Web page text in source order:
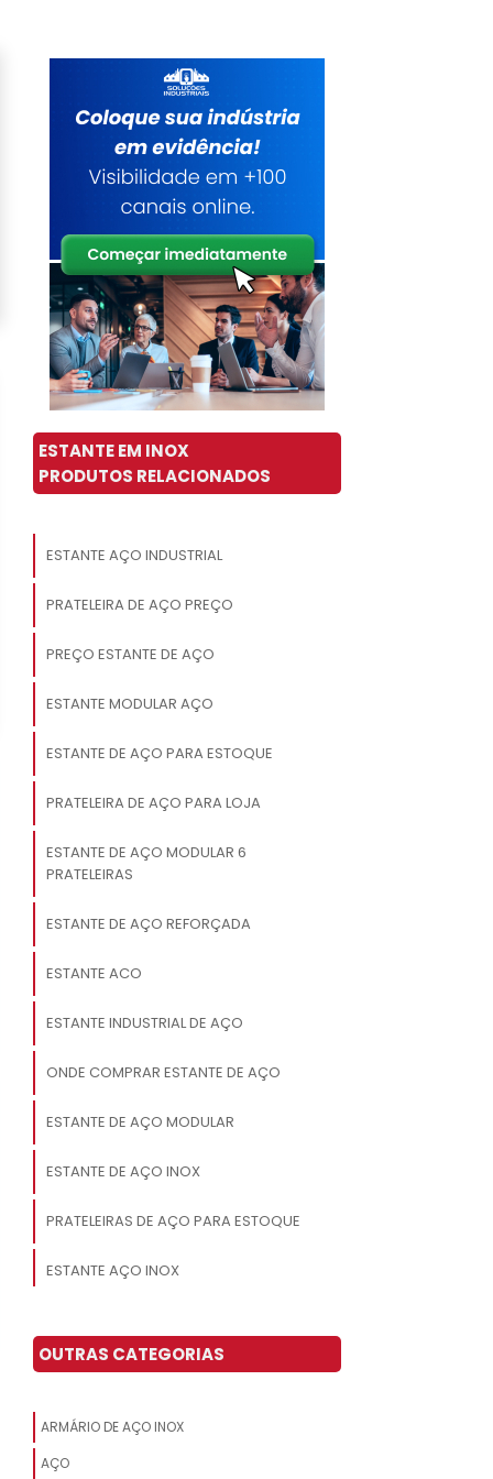
ESTANTE EM INOX
PRODUTOS RELACIONADOS
ESTANTE AÇO INDUSTRIAL
PRATELEIRA DE AÇO PREÇO
PREÇO ESTANTE DE AÇO
ESTANTE MODULAR AÇO
ESTANTE DE AÇO PARA ESTOQUE
PRATELEIRA DE AÇO PARA LOJA
ESTANTE DE AÇO MODULAR 6
PRATELEIRAS
ESTANTE DE AÇO REFORÇADA
ESTANTE ACO
ESTANTE INDUSTRIAL DE AÇO
ONDE COMPRAR ESTANTE DE AÇO
ESTANTE DE AÇO MODULAR
ESTANTE DE AÇO INOX
PRATELEIRAS DE AÇO PARA ESTOQUE
ESTANTE AÇO INOX
ESTANTE DE AÇO 6 PRATELEIRAS
ESTANTE ESCRITÓRIO AÇO
ESTANTE DE AÇO SOB MEDIDA
OUTRAS CATEGORIAS
ARMÁRIO DE AÇO INOX
AÇO